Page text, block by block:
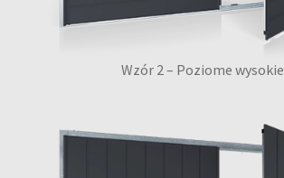
Wzór 2 – Poziome wysokie